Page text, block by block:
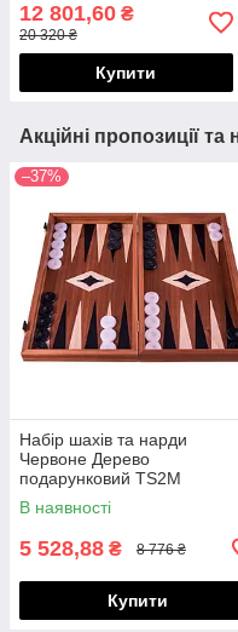
12 801,60 ₴
20 320 ₴
Купити
Акційні пропозиції та
–37%
Набір шахів та нарди
Червоне Дерево
подарунковий TS2M
Manopoulos
В наявності
5 528,88 ₴ 8 776 ₴
Купити